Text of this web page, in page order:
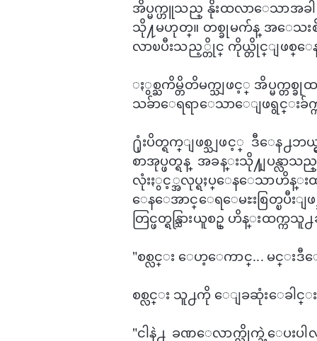
အိပ္မက္ဟူသည္ နိုးထလာ​ေသာအခါ
သို႔မဟုတ္။ တစ္ခုမက်န္ အ​ေသးစိ
လာၿပီးသည့္တိုင္ ကိုယ္တိုင္ျဖစ္​
ႏွစ္ႀကိမ္တိတိမက္သျဖင့္ အိပ္မက္တ
သခ်ာ​ေရရာ​ေသာ​ေျဖရွင္းခ်က္က
႐ုံးပိတ္ရက္ျဖစ္သျဖင့္ ဒီ​ေန႕ဘယ္မွ
စာအုပ္ဖတ္ရန္ အခန္းသို႔ျပန္
လုံးႏွင့္အလုပ္ရႈပ္​ေန​ေသာဟိန္း
ေန​ေအာင္​ေရ​ေမႊးစြတ္ၿပီးျ
တြင္ဖတ္ရန္သြားယူစဥ္ ဟိန္းထက္
"စစ္လင္း ​ေဟ့​ေကာင္... မင္းဒီ​ေ
စစ္လင္း သူ႕ကို ​ေျခဆုံး​​ေခါ
"ငါနဲ႕ ခဏ​ေလာက္လိုက္ခဲ့​ေပးပ